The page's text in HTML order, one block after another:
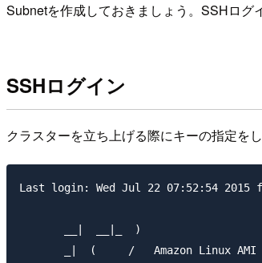
Subnetを作成しておきましょう。SSHログ
SSHログイン
クラスターを立ち上げる際にキーの指定を
Last login: Wed Jul 22 07:52:54 2015
       __|  __|_  )
       _|  (     /   Amazon Linux AMI